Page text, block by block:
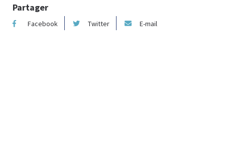
Partager
Facebook Twitter E-mail